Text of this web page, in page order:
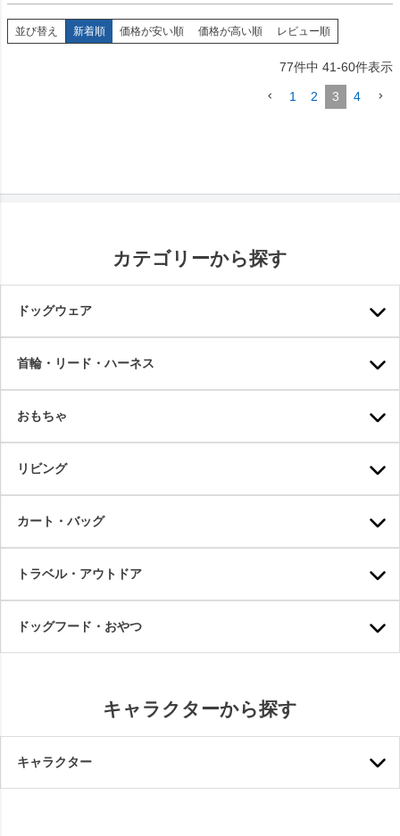
並び替え 新着順 価格が安い順 価格が高い順 レビュー順
77件中 41-60件表示
1 2 3 4
カテゴリーから探す
ドッグウェア
首輪・リード・ハーネス
おもちゃ
リビング
カート・バッグ
トラベル・アウトドア
ドッグフード・おやつ
キャラクターから探す
キャラクター